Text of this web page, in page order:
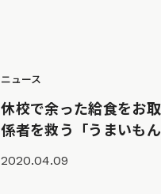
ニュース
休校で余った給食をお
係者を救う「うまいも
2020.04.09